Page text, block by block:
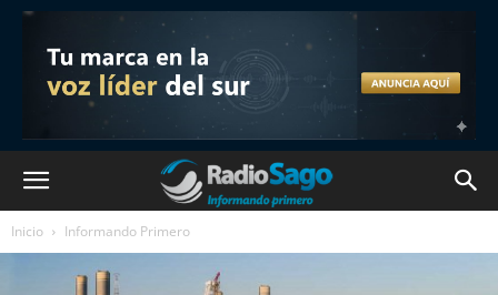
Inicio Informando Primero